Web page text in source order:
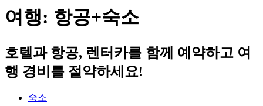
여행: 항공+숙소
호텔과 항공, 렌터카를 함께 예약하고 여
행 경비를 절약하세요!
숙소